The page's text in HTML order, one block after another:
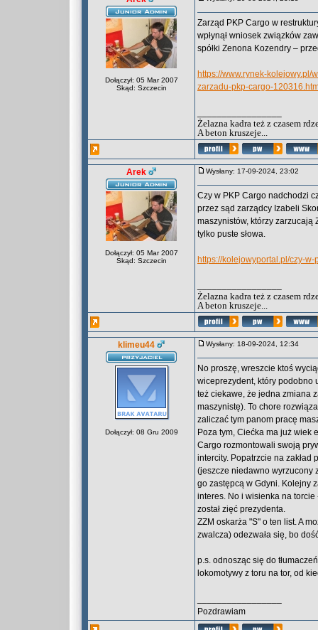
Dołączył: 05 Mar 2007
Skąd: Szczecin
Zarząd PKP Cargo w
wpłynął wniosek związków
spółki Zenona Kozendry –
https://www.rynek-
zarzadu-pkp-cargo-
Żelazna kadra też z czasem
A beton kruszeje...
Arek
Dołączył: 05 Mar 2007
Skąd: Szczecin
Wysłany: 17-09-2024, 23:02
Czy w PKP Cargo nadchodzi
przez sąd zarządcy Izabeli
maszynistów, którzy zarzucają
tylko puste słowa.
https://kolejowyportal.pl/czy-
Żelazna kadra też z czasem
A beton kruszeje...
klimeu44
Dołączył: 08 Gru 2009
Wysłany: 18-09-2024, 12:34
No proszę, wreszcie ktoś
wiceprezydent, który podobno
też ciekawe, że jedna zmiana
maszynistę). To chore
zaliczać tym panom pracę
Poza tym, Ciećka ma już wiek
Cargo rozmontowali swoją
intercity. Popatrzcie na zakład
(jeszcze niedawno wyrzucony
go zastępcą w Gdyni. Kolejny
interes. No i wisienka na
został zięć prezydenta.
ZZM oskarża "S" o ten list. A
zwalcza) odezwała się, bo
p.s. odnosząc się do
lokomotywy z toru na tor, od
Pozdrawiam